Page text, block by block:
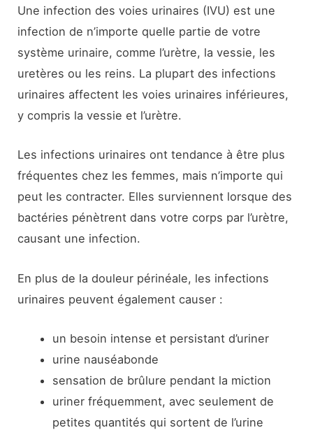
Une infection des voies urinaires (IVU) est une
infection de n’importe quelle partie de votre
système urinaire, comme l’urètre, la vessie, les
uretères ou les reins. La plupart des infections
urinaires affectent les voies urinaires inférieures,
y compris la vessie et l’urètre.
Les infections urinaires ont tendance à être plus
fréquentes chez les femmes, mais n’importe qui
peut les contracter. Elles surviennent lorsque des
bactéries pénètrent dans votre corps par l’urètre,
causant une infection.
En plus de la douleur périnéale, les infections
urinaires peuvent également causer :
un besoin intense et persistant d’uriner
urine nauséabonde
sensation de brûlure pendant la miction
uriner fréquemment, avec seulement de
petites quantités qui sortent de l’urine